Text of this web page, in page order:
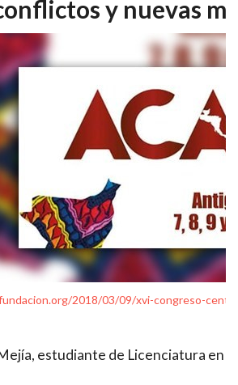
y nuevas
2018/03/09/xvi-congreso-
estudiante de Licenciatura en